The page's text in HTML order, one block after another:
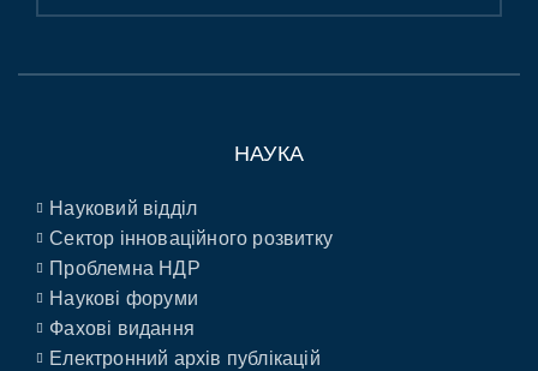
НАУКА
Науковий відділ
Сектор інноваційного розвитку
Проблемна НДР
Наукові форуми
Фахові видання
Електронний архів публікацій